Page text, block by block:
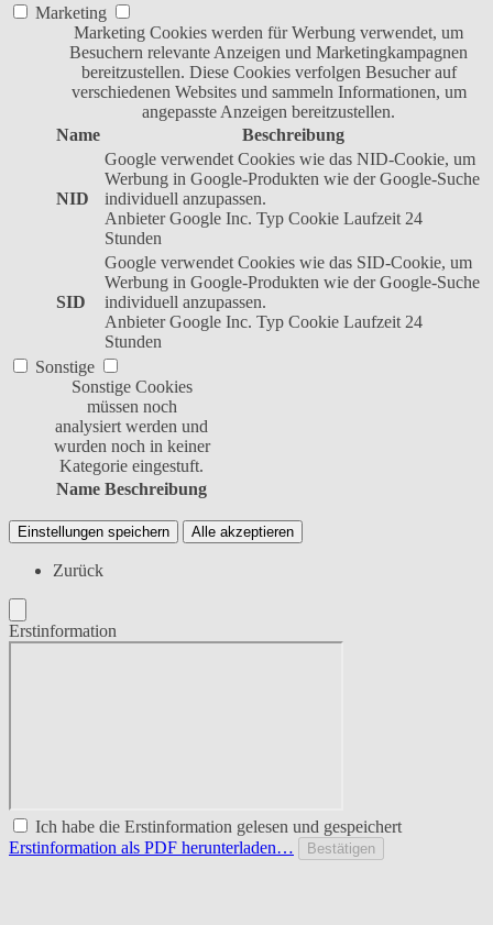
Marketing
Marketing Cookies werden für Werbung verwendet, um
Besuchern relevante Anzeigen und Marketingkampagnen
bereitzustellen. Diese Cookies verfolgen Besucher auf
verschiedenen Websites und sammeln Informationen, um
angepasste Anzeigen bereitzustellen.
Name
Beschreibung
NID
Google verwendet Cookies wie das NID-Cookie, um
Werbung in Google-Produkten wie der Google-Suche
individuell anzupassen.
Anbieter Google Inc. Typ Cookie Laufzeit 24
Stunden
SID
Google verwendet Cookies wie das SID-Cookie, um
Werbung in Google-Produkten wie der Google-Suche
individuell anzupassen.
Anbieter Google Inc. Typ Cookie Laufzeit 24
Stunden
Sonstige
Sonstige Cookies
müssen noch
analysiert werden und
wurden noch in keiner
Kategorie eingestuft.
Name Beschreibung
Einstellungen speichern Alle akzeptieren
Zurück
Erstinformation
Ich habe die Erstinformation gelesen und gespeichert
Erstinformation als PDF herunterladen…
Bestätigen